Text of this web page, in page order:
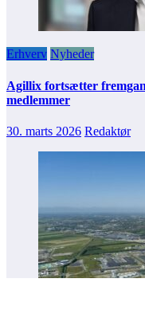
Erhverv Nyheder
Agillix fortsætter
medlemmer
30. marts 2026 Redaktør